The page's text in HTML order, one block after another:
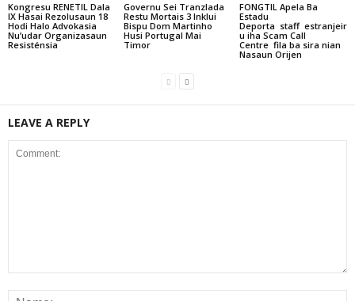
Kongresu RENETIL Dala
IX Hasai Rezolusaun 18
Hodi Halo Advokasia
Nu’udar Organizasaun
Resisténsia
Governu Sei Tranzlada
Restu Mortais 3 Inklui
Bispu Dom Martinho
Husi Portugal Mai
Timor
FONGTIL Apela Ba
Estadu
Deporta staff estranjeir
u iha Scam Call
Centre fila ba sira nian
Nasaun Orijen
LEAVE A REPLY